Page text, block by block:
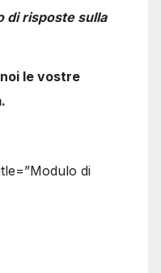
di risposte sulla
le vostre
di